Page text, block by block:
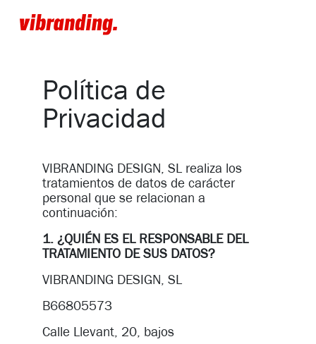
Política de
Privacidad
VIBRANDING DESIGN, SL realiza los
tratamientos de datos de carácter
personal que se relacionan a
continuación:
1. ¿QUIÉN ES EL RESPONSABLE DEL
TRATAMIENTO DE SUS DATOS?
VIBRANDING DESIGN, SL
B66805573
Calle Llevant, 20, bajos